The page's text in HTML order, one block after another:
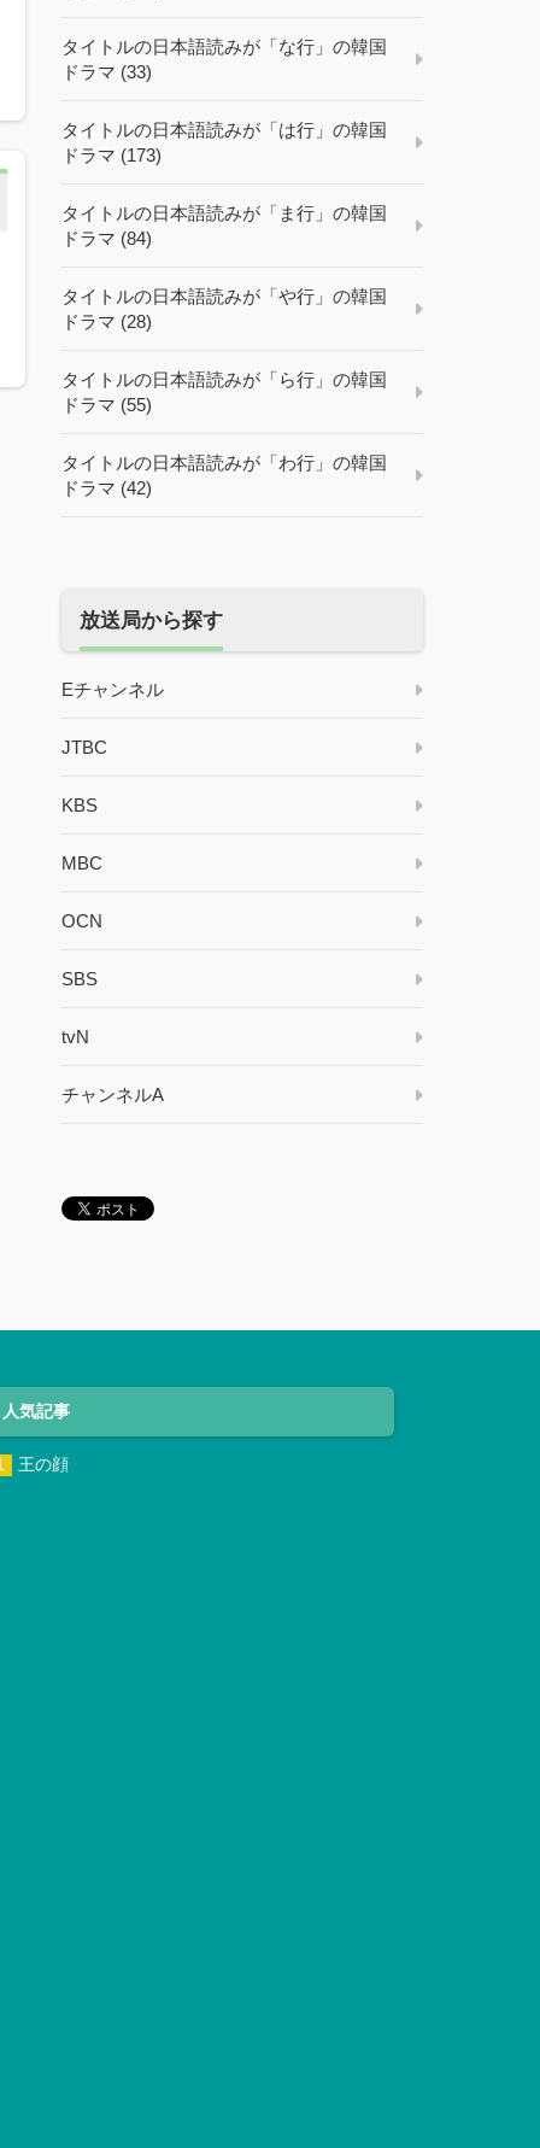
タイトルの日本語読みが「な行」の韓国
ドラマ (33)
タイトルの日本語読みが「は行」の韓国
ドラマ (173)
タイトルの日本語読みが「ま行」の韓国
ドラマ (84)
タイトルの日本語読みが「や行」の韓国
ドラマ (28)
タイトルの日本語読みが「ら行」の韓国
ドラマ (55)
タイトルの日本語読みが「わ行」の韓国
ドラマ (42)
放送局から探す
Eチャンネル
JTBC
KBS
MBC
OCN
SBS
tvN
チャンネルA
人気記事
王の顔